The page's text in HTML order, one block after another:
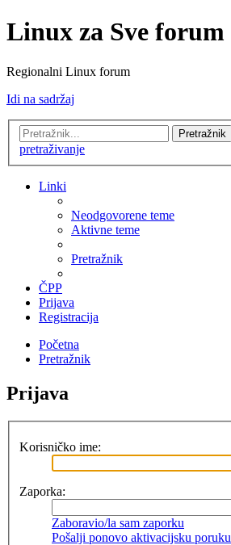
Linux za Sve forum
Regionalni Linux forum
Idi na sadržaj
Pretražnik
pretraživanje
Linki
Neodgovorene teme
Aktivne teme
Pretražnik
ČPP
Prijava
Registracija
Početna
Pretražnik
Prijava
Korisničko ime:
Zaporka:
Zaboravio/la sam zaporku
Pošalji ponovo aktivacijsku poruku